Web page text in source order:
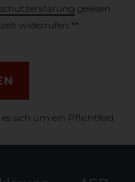
gelesen
widerrufen.**
sich um ein Pflichtfeld.